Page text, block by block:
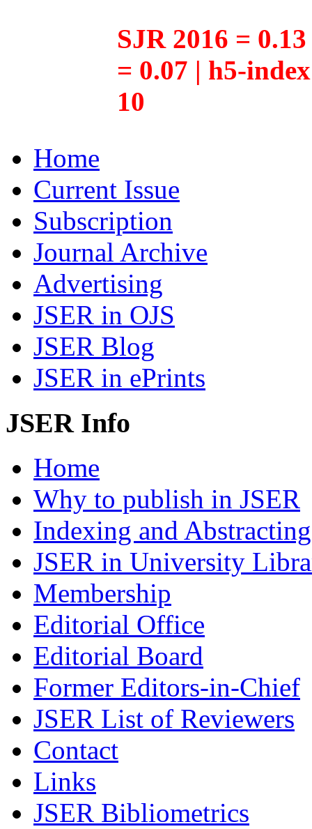
SJR 2016 =
= 0.07 | h5-
10
Home
Current Issue
Subscription
Journal Archive
Advertising
JSER in OJS
JSER Blog
JSER in ePrints
JSER Info
Home
Why to publish in JSER
Indexing and Abstracting
JSER in University
Membership
Editorial Office
Editorial Board
Former Editors-in-Chief
JSER List of Reviewers
Contact
Links
JSER Bibliometrics